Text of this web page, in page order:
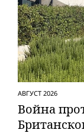
АВГУСТ 2026
Вой­на